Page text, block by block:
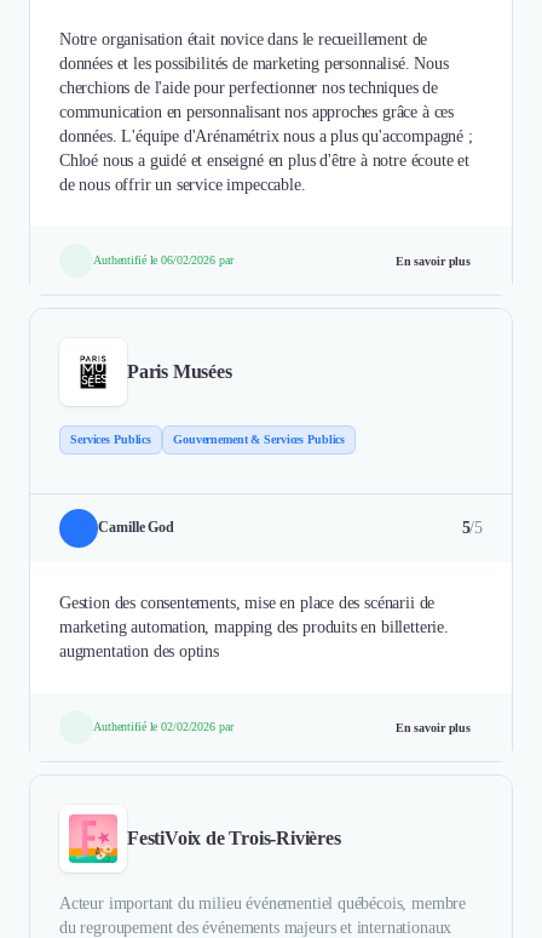
Notre organisation était novice dans le recueillement de
données et les possibilités de marketing personnalisé. Nous
cherchions de l'aide pour perfectionner nos techniques de
communication en personnalisant nos approches grâce à ces
données. L'équipe d'Arénamétrix nous a plus qu'accompagné ;
Chloé nous a guidé et enseigné en plus d'être à notre écoute et
de nous offrir un service impeccable.
Authentifié le 06/02/2026 par En savoir plus
Paris Musées
Services Publics Gouvernement & Services Publics
Camille God 5/5
Gestion des consentements, mise en place des scénarii de
marketing automation, mapping des produits en billetterie.
augmentation des optins
Authentifié le 02/02/2026 par En savoir plus
FestiVoix de Trois-Rivières
Acteur important du milieu événementiel québécois, membre
du regroupement des événements majeurs et internationaux